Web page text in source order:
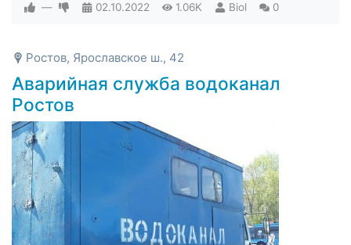
— 02.10.2022 1.06K Biol 0
Ростов, Ярославское ш., 42
Аварийная служба водоканал
Ростов